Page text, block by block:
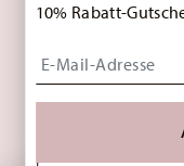
HOMEPAGE AGB
ALLE PREISE
NICHT MÖGLICH. DER
BARAUSZAHLUNG,
10% Rabatt-